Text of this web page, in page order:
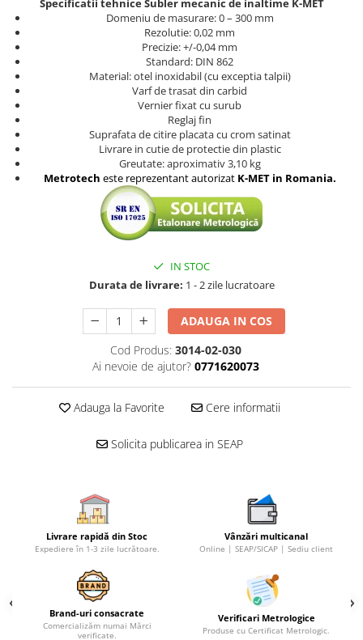
Specificatii tehnice Subler mecanic de inaltime K-MET
Domeniu de masurare: 0 – 300 mm
Rezolutie: 0,02 mm
Precizie: +/-0,04 mm
Standard: DIN 862
Material: otel inoxidabil (cu exceptia talpii)
Varf de trasat din carbid
Vernier fixat cu surub
Reglaj fin
Suprafata de citire placata cu crom satinat
Livrare in cutie de protectie din plastic
Greutate: aproximativ 3,10 kg
Metrotech este reprezentant autorizat K-MET in Romania.
IN STOC
Durata de livrare: 1 - 2 zile lucratoare
ADAUGA IN COS
Cod Produs: 3014-02-030
Ai nevoie de ajutor? 0771620073
Adauga la Favorite Cere informatii
Solicita publicarea in SEAP
Livrare rapidă din Stoc
Expediere în 1-3 zile lucrătoare.
Vânzări multicanal
Online | SEAP/SICAP | Sediu client
Brand-uri consacrate
Comercializăm numai Mărci
verificate.
Verificari Metrologice
Produse cu Certificat Metrologic.